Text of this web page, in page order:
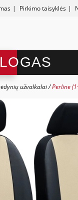
| Pirkimo taisyklės |
užvalkalai Perline